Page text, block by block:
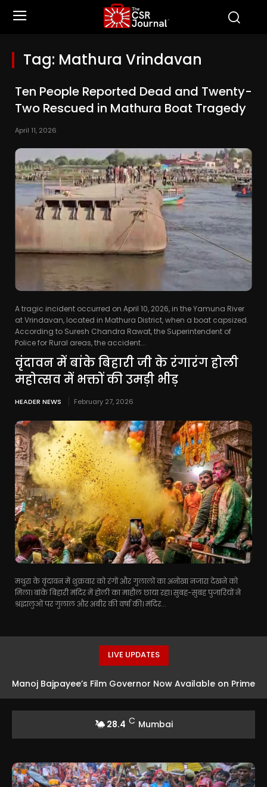
Tag: Mathura Vrindavan
Ten People Reported Dead and Twenty-
Two Rescued in Mathura Boat Tragedy
April 11, 2026
A tragic incident occurred on April 10, 2026, in the Yamuna River
at Vrindavan, located in Mathura District, when a boat capsized.
According to Suresh Chandra Rawat, the Superintendent of
Police for Rural areas, the accident...
वृंदावन में बांके बिहारी जी के रंगारंग होली
महोत्सव में भक्तों की उमड़ी भीड़
HEADER NEWS February 27, 2026
मथुरा के वृंदावन में शुक्रवार को रंगों और गुलालों का अनोखा नजारा देखने को
मिला। बांके बिहारी मंदिर में होली का माहौल छाया रहा। सुबह-सुबह पुजारियों ने
श्रद्धालुओं पर गुलाल और अबीर की वर्षा की। मंदिर...
LIVE UPDATES
Manoj Bajpayee’s Film Governor Now Available on Prime
28.4 C Mumbai